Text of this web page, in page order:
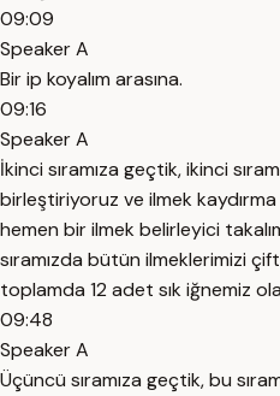
09:09
Speaker A
Bir ip koyalım arasına.
09:16
Speaker A
İkinci sıramıza geçtik, ikinci
birleştiriyoruz ve ilmek
hemen bir ilmek belirleyici
sıramızda bütün ilmeklerimizi
toplamda 12 adet sık iğnemiz
09:48
Speaker A
Üçüncü sıramıza geçtik, bu